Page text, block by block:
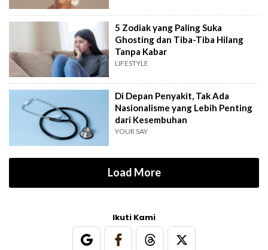
5 Zodiak yang Paling Suka
Ghosting dan Tiba-Tiba Hilang
Tanpa Kabar
LIFESTYLE
Di Depan Penyakit, Tak Ada
Nasionalisme yang Lebih Penting
dari Kesembuhan
YOUR SAY
Load More
Ikuti Kami